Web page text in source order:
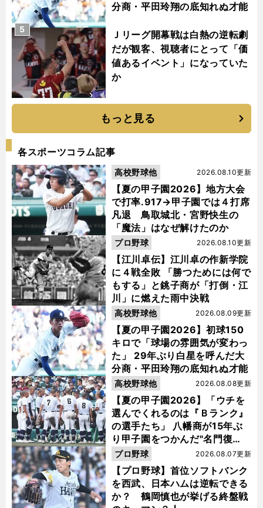
分商・平田玲翔の底知れぬ才能
Ｊリーグ開幕戦は白熱の逆転劇
だが観客、視聴者にとって「価
値あるイベント」になっていた
か
5
もっと見る
各スポーツコラム記事
【夏の甲子園2026】地方大会
で打率.917→甲子園では４打席
凡退 鳥取城北・宮野快生の
「魔法」はなぜ解けたのか
2026.08.10更新
高校野球他
【江川卓伝】江川卓の作新学院
に４戦全敗 「勝つためには何で
もする」と銚子商が「打倒・江
川」に燃えた雨中決戦
2026.08.10更新
プロ野球
【夏の甲子園2026】初球150
キロで「球場の雰囲気が変わっ
た」 29年ぶり白星を呼んだ大
分商・平田玲翔の底知れぬ才能
2026.08.09更新
高校野球他
【夏の甲子園2026】「ウチを
選んでくれるのは『Ｂランク』
の選手たち」 八幡商が15年ぶ
り甲子園をつかんだ"名門復
活"の舞台裏
2026.08.08更新
高校野球他
【プロ野球】首位ソフトバンク
を西武、日本ハムは逆転できる
か？ 鶴岡慎也が挙げる終盤戦
2026.08.07更新
プロ野球